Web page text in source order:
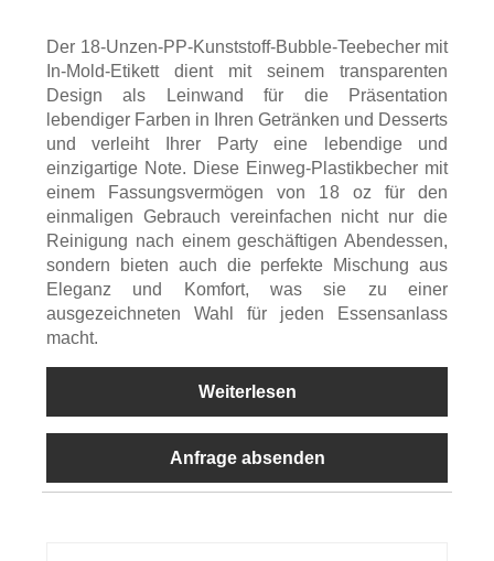
Der 18-Unzen-PP-Kunststoff-Bubble-Teebecher mit
In-Mold-Etikett dient mit seinem transparenten
Design als Leinwand für die Präsentation
lebendiger Farben in Ihren Getränken und Desserts
und verleiht Ihrer Party eine lebendige und
einzigartige Note. Diese Einweg-Plastikbecher mit
einem Fassungsvermögen von 18 oz für den
einmaligen Gebrauch vereinfachen nicht nur die
Reinigung nach einem geschäftigen Abendessen,
sondern bieten auch die perfekte Mischung aus
Eleganz und Komfort, was sie zu einer
ausgezeichneten Wahl für jeden Essensanlass
macht.
Weiterlesen
Anfrage absenden